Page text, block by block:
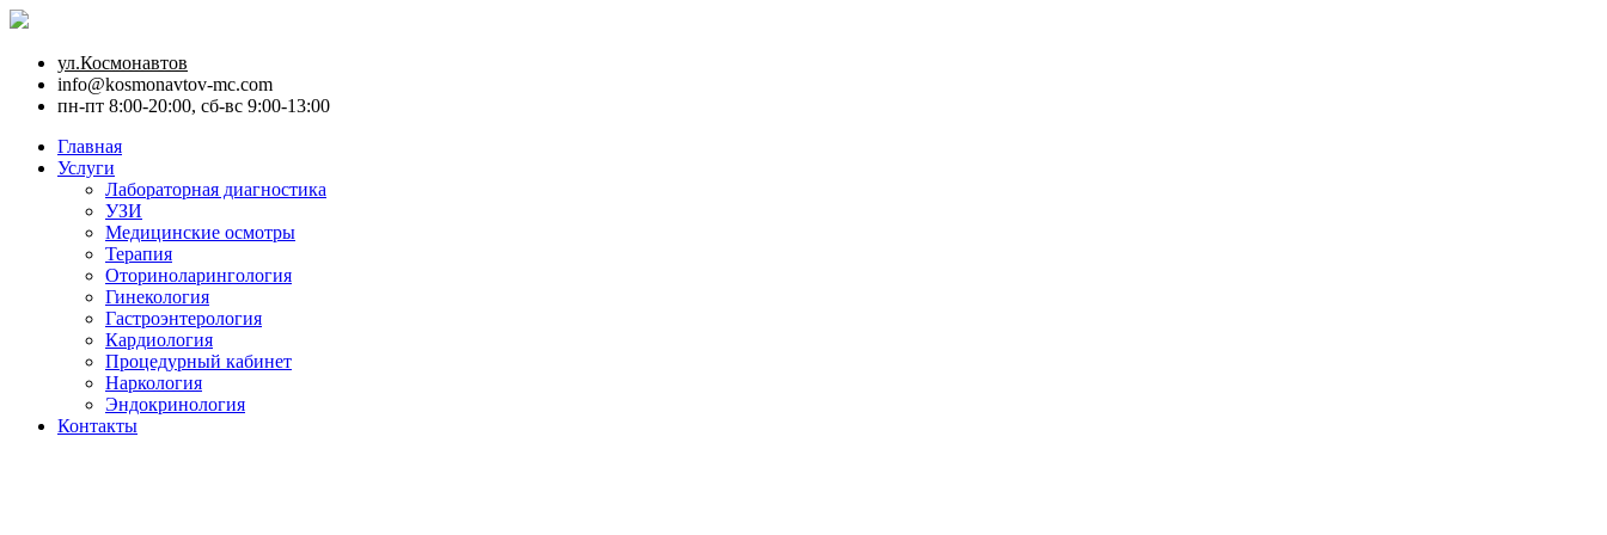
ул.Космонавтов
info@kosmonavtov-mc.com
пн-пт 8:00-20:00, сб-вс 9:00-13:00
Главная
Услуги
Лабораторная диагностика
УЗИ
Медицинские осмотры
Терапия
Оториноларингология
Гинекология
Гастроэнтерология
Кардиология
Процедурный кабинет
Наркология
Эндокринология
Контакты